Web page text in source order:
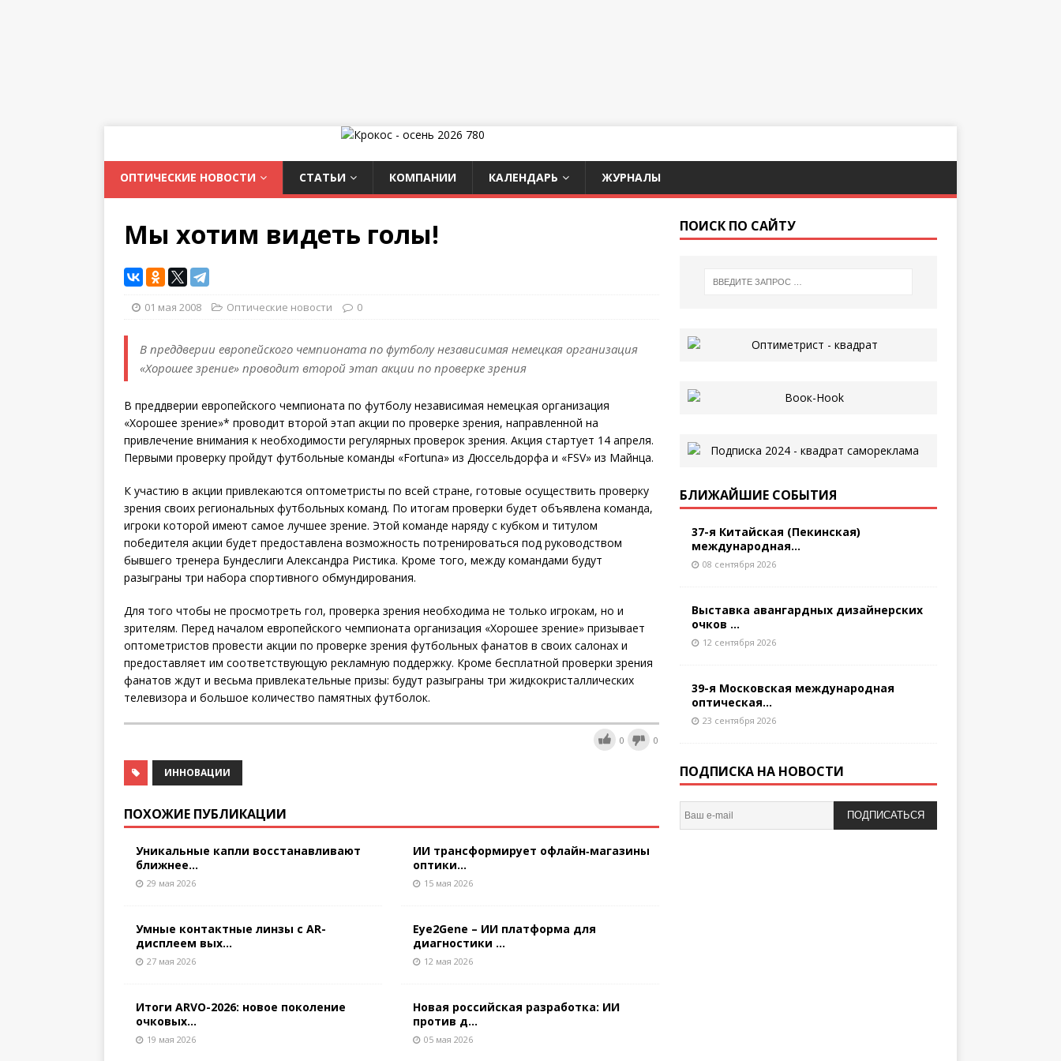
ОПТИЧЕСКИЕ НОВОСТИ СТАТЬИ КОМПАНИИ КАЛЕНДАРЬ ЖУРНАЛЫ
Мы хотим видеть голы!
01 мая 2008 Оптические новости 0
В преддверии европейского чемпионата по футболу независимая немецкая организация
«Хорошее зрение» проводит второй этап акции по проверке зрения
В преддверии европейского чемпионата по футболу независимая немецкая организация
«Хорошее зрение»* проводит второй этап акции по проверке зрения, направленной на
привлечение внимания к необходимости регулярных проверок зрения. Акция стартует 14 апреля.
Первыми проверку пройдут футбольные команды «Fortuna» из Дюссельдорфа и «FSV» из Майнца.
К участию в акции привлекаются оптометристы по всей стране, готовые осуществить проверку
зрения своих региональных футбольных команд. По итогам проверки будет объявлена команда,
игроки которой имеют самое лучшее зрение. Этой команде наряду с кубком и титулом
победителя акции будет предоставлена возможность потренироваться под руководством
бывшего тренера Бундеслиги Александра Ристика. Кроме того, между командами будут
разыграны три набора спортивного обмундирования.
Для того чтобы не просмотреть гол, проверка зрения необходима не только игрокам, но и
зрителям. Перед началом европейского чемпионата организация «Хорошее зрение» призывает
оптометристов провести акции по проверке зрения футбольных фанатов в своих салонах и
предоставляет им соответствующую рекламную поддержку. Кроме бесплатной проверки зрения
фанатов ждут и весьма привлекательные призы: будут разыграны три жидкокристаллических
телевизора и большое количество памятных футболок.
0 0
ИННОВАЦИИ
ПОХОЖИЕ ПУБЛИКАЦИИ
Уникальные капли восстанавливают
ближнее...
29 мая 2026
Умные контактные линзы с AR-
дисплеем вых...
27 мая 2026
Итоги ARVO-2026: новое поколение
очковых...
19 мая 2026
ИИ трансформирует офлайн‑магазины
оптики...
15 мая 2026
Eye2Gene – ИИ платформа для
диагностики ...
12 мая 2026
Новая российская разработка: ИИ
против д...
05 мая 2026
ПОИСК ПО САЙТУ
БЛИЖАЙШИЕ СОБЫТИЯ
37-я Китайская (Пекинская)
международная...
08 сентября 2026
Выставка авангардных дизайнерских
очков ...
12 сентября 2026
39-я Московская международная
оптическая...
23 сентября 2026
ПОДПИСКА НА НОВОСТИ
ПОДПИСАТЬСЯ